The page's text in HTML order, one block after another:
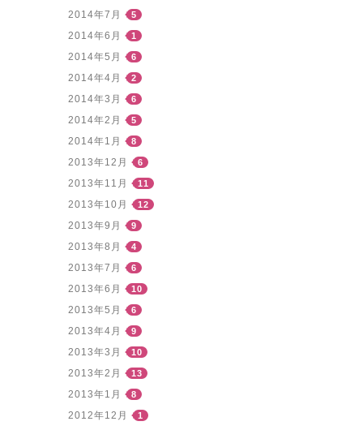
2014年7月 5
2014年6月 1
2014年5月 6
2014年4月 2
2014年3月 6
2014年2月 5
2014年1月 8
2013年12月 6
2013年11月 11
2013年10月 12
2013年9月 9
2013年8月 4
2013年7月 6
2013年6月 10
2013年5月 6
2013年4月 9
2013年3月 10
2013年2月 13
2013年1月 8
2012年12月 1